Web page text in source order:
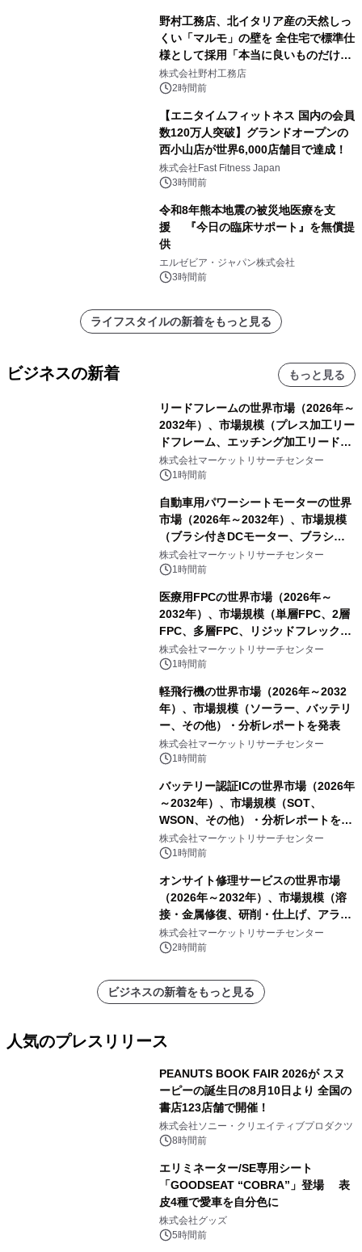
野村工務店、北イタリア産の天然しっ
くい「マルモ」の壁を 全住宅で標準仕
様として採用「本当に良いものだけに
こだわる」
株式会社野村工務店
2時間前
【エニタイムフィットネス 国内の会員
数120万人突破】グランドオープンの
西小山店が世界6,000店舗目で達成！
株式会社Fast Fitness Japan
3時間前
令和8年熊本地震の被災地医療を支
援 『今日の臨床サポート』を無償提
供
エルゼビア・ジャパン株式会社
3時間前
ライフスタイルの新着をもっと見る
ビジネスの新着 もっと見る
リードフレームの世界市場（2026年～
2032年）、市場規模（プレス加工リー
ドフレーム、エッチング加工リードフ
レーム）・分析レポートを発表
株式会社マーケットリサーチセンター
1時間前
自動車用パワーシートモーターの世界
市場（2026年～2032年）、市場規模
（ブラシ付きDCモーター、ブラシレ
スDCモーター）・分析レポートを発
表
株式会社マーケットリサーチセンター
1時間前
医療用FPCの世界市場（2026年～
2032年）、市場規模（単層FPC、2層
FPC、多層FPC、リジッドフレックス
PCB）・分析レポートを発表
株式会社マーケットリサーチセンター
1時間前
軽飛行機の世界市場（2026年～2032
年）、市場規模（ソーラー、バッテリ
ー、その他）・分析レポートを発表
株式会社マーケットリサーチセンター
1時間前
バッテリー認証ICの世界市場（2026年
～2032年）、市場規模（SOT、
WSON、その他）・分析レポートを発
表
株式会社マーケットリサーチセンター
1時間前
オンサイト修理サービスの世界市場
（2026年～2032年）、市場規模（溶
接・金属修復、研削・仕上げ、アライ
メント、その他）・分析レポートを発
表
株式会社マーケットリサーチセンター
2時間前
ビジネスの新着をもっと見る
人気のプレスリリース
PEANUTS BOOK FAIR 2026が スヌ
ーピーの誕生日の8月10日より 全国の
書店123店舗で開催！
株式会社ソニー・クリエイティブプロダクツ
8時間前
エリミネーター/SE専用シート
「GOODSEAT “COBRA”」登場 表
皮4種で愛車を自分色に
株式会社グッズ
5時間前